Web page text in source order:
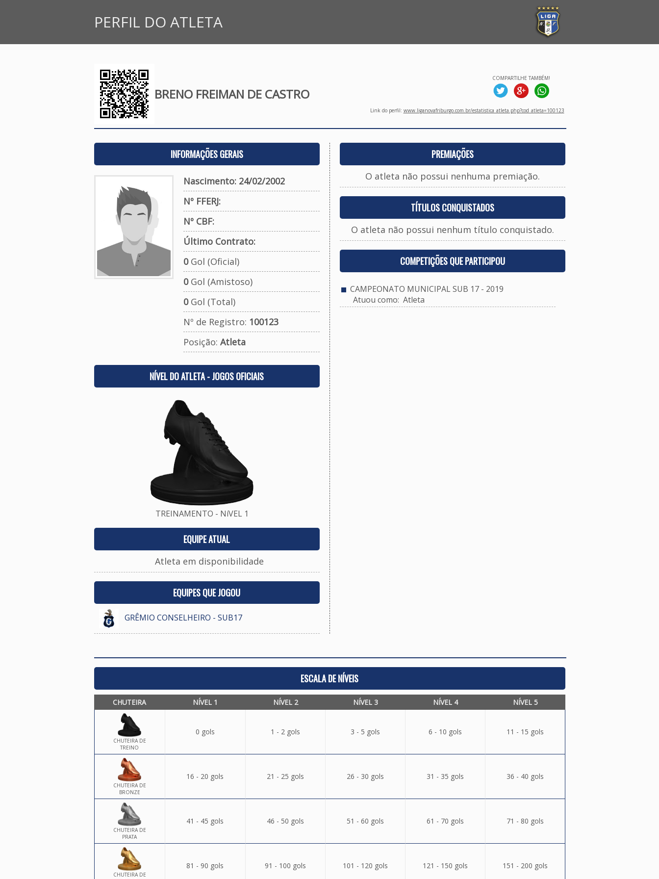
PERFIL DO ATLETA
BRENO FREIMAN DE CASTRO
COMPARTILHE TAMBÉM!
Link do perfil: www.liganovafriburgo.com.br/estatistica_atleta.php?cod_atleta=100123
INFORMAÇÕES GERAIS
Nascimento: 24/02/2002
Nº FFERJ:
Nº CBF:
Último Contrato:
0Gol (Oficial)
0Gol (Amistoso)
0Gol (Total)
Nº de Registro: 100123
Posição: Atleta
NÍVEL DO ATLETA - JOGOS OFICIAIS
TREINAMENTO - NíVEL 1
EQUIPE ATUAL
Atleta em disponibilidade
EQUIPES QUE JOGOU
GRÊMIO CONSELHEIRO - SUB17
PREMIAÇÕES
O atleta não possui nenhuma premiação.
TÍTULOS CONQUISTADOS
O atleta não possui nenhum título conquistado.
COMPETIÇÕES QUE PARTICIPOU
CAMPEONATO MUNICIPAL SUB 17 - 2019
Atuou como: Atleta
ESCALA DE NÍVEIS
CHUTEIRA NÍVEL 1 NÍVEL 2 NÍVEL 3 NÍVEL 4 NÍVEL 5
CHUTEIRA DE
TREINO
0 gols 1 - 2 gols 3 - 5 gols 6 - 10 gols 11 - 15 gols
CHUTEIRA DE
BRONZE
16 - 20 gols 21 - 25 gols 26 - 30 gols 31 - 35 gols 36 - 40 gols
CHUTEIRA DE
PRATA
41 - 45 gols 46 - 50 gols 51 - 60 gols 61 - 70 gols 71 - 80 gols
CHUTEIRA DE
81 - 90 gols 91 - 100 gols 101 - 120 gols 121 - 150 gols 151 - 200 gols